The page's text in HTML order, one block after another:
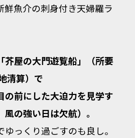
鮮魚介の刺身付き天婦羅ラ
芥屋の大門遊覧船」（所要
清算）で
の前にした大迫力を見学す
の強い日は欠航）。
っくり過ごすのも良し。